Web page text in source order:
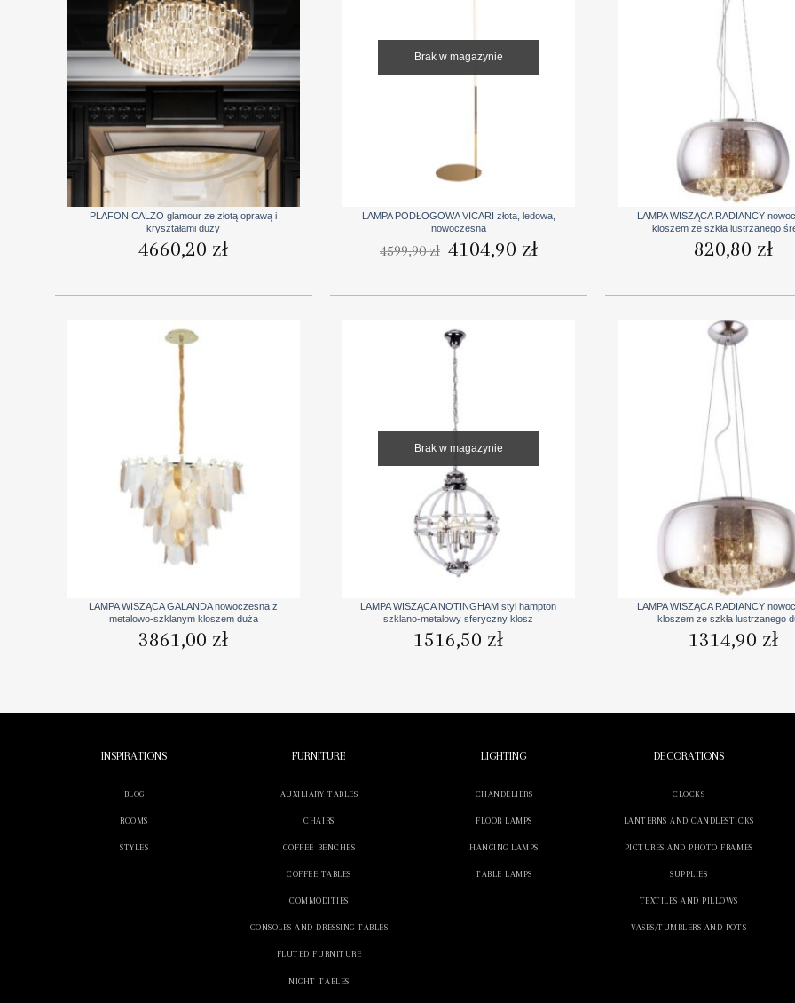
PLAFON CALZO glamour ze złotą oprawą i
kryształami duży
4660,20 zł
Brak w magazynie
LAMPA PODŁOGOWA VICARI złota, ledowa,
nowoczesna
4599,90zł
Pierwotna
cena
4104,90 złcena
LAMPA WISZĄCA RADIANCY
kloszem ze szkła lustrzanego
820,80 zł
LAMPA WISZĄCA GALANDA nowoczesna z
metalowo-szklanym kloszem duża
3861,00 zł
Brak w magazynie
LAMPA WISZĄCA NOTINGHAM styl hampton
szklano-metalowy sferyczny klosz
1516,50 zł
LAMPA WISZĄCA RADIANCY
kloszem ze szkła lustrzanego
1314,90 zł
INSPIRATIONS
BLOG
ROOMS
STYLES
FURNITURE
AUXILIARY TABLES
CHAIRS
COFFEE BENCHES
COFFEE TABLES
COMMODITIES
CONSOLES AND DRESSING TABLES
FLUTED FURNITURE
NIGHT TABLES
LIGHTING
CHANDELIERS
FLOOR LAMPS
HANGING LAMPS
TABLE LAMPS
DECORATIONS
CLOCKS
LANTERNS AND CANDLESTICKS
PICTURES AND PHOTO FRAMES
SUPPLIES
TEXTILES AND PILLOWS
VASES/TUMBLERS AND POTS